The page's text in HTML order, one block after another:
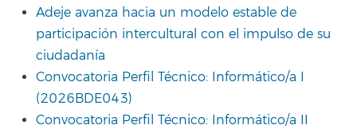
Adeje avanza hacia un modelo estable de
participación intercultural con el impulso de su
ciudadanía
Convocatoria Perfil Técnico: Informático/a I
(2026BDE043)
Convocatoria Perfil Técnico: Informático/a II